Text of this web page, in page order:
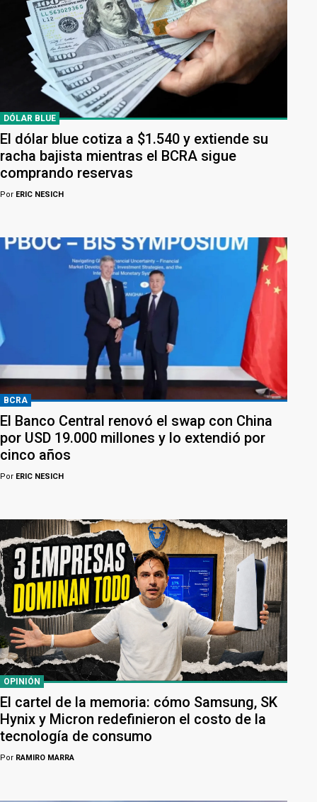
DÓLAR BLUE
El dólar blue cotiza a $1.540 y extiende su
racha bajista mientras el BCRA sigue
comprando reservas
Por ERIC NESICH
BCRA
El Banco Central renovó el swap con China
por USD 19.000 millones y lo extendió por
cinco años
Por ERIC NESICH
OPINIÓN
El cartel de la memoria: cómo Samsung, SK
Hynix y Micron redefinieron el costo de la
tecnología de consumo
Por RAMIRO MARRA